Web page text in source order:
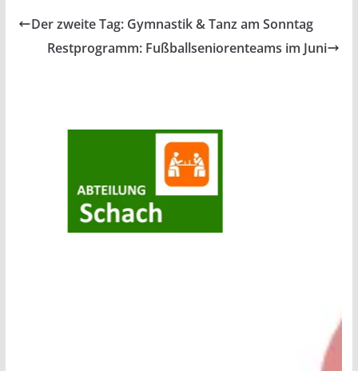
Der zweite Tag: Gymnastik & Tanz am Sonntag
Restprogramm: Fußballseniorenteams im Juni